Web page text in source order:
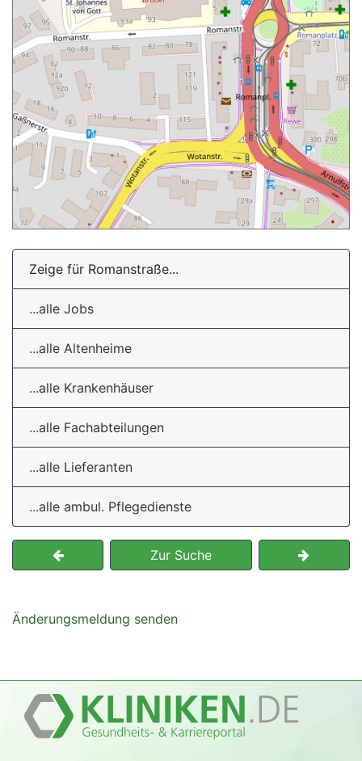
Zeige für Romanstraße...
...alle Jobs
...alle Altenheime
...alle Krankenhäuser
...alle Fachabteilungen
...alle Lieferanten
...alle ambul. Pflegedienste
Zur Suche
Änderungsmeldung senden